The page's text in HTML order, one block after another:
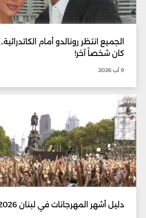
الجميع انتظر رونالدو أمام
كان شخصاً آخر!
9 آب 2026
دليل أشهر المهرجانات في لبنان 2026